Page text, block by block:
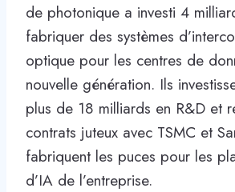
de photonique a investi 4
fabriquer des systèmes
optique pour les centres de
nouvelle génération. Ils
plus de 18 milliards en R&D et
contrats juteux avec TSMC et
fabriquent les puces pour les
d’IA de l’entreprise.